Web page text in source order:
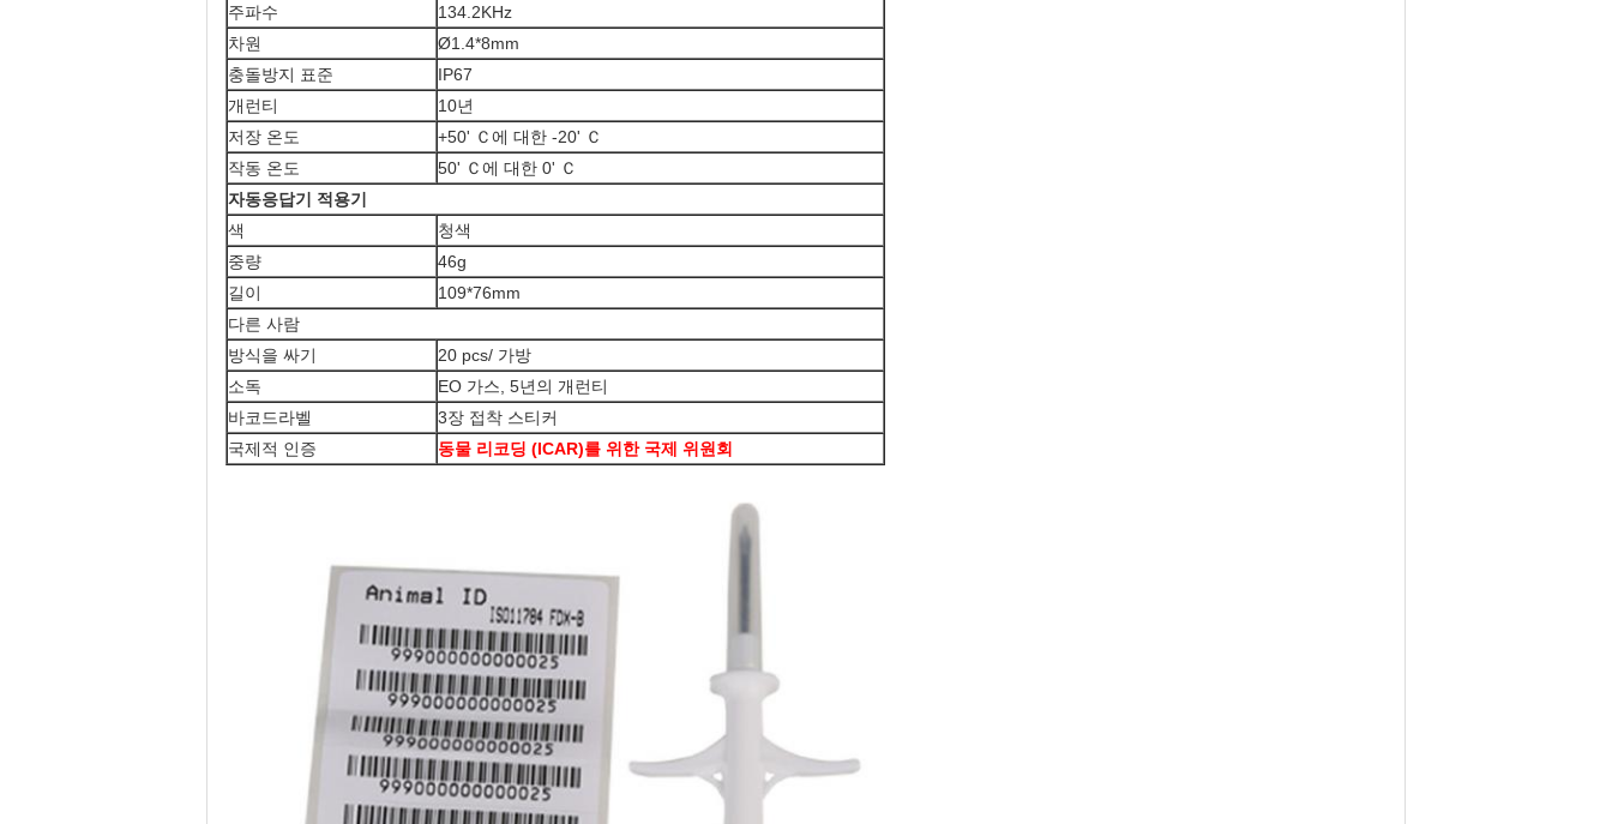
주파수
134.2KHz
차원
Ø1.4*8mm
충돌방지 표준
IP67
개런티
10년
저장 온도
+50' Ｃ에 대한 -20' Ｃ
작동 온도
50' Ｃ에 대한 0' Ｃ
자동응답기 적용기
색
청색
중량
46g
길이
109*76mm
다른 사람
방식을 싸기
20 pcs/ 가방
소독
EO 가스, 5년의 개런티
바코드라벨
3장 접착 스티커
국제적 인증
동물 리코딩 (ICAR)를 위한 국제 위원회